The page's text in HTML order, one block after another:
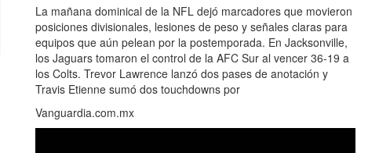
La mañana dominical de la NFL dejó marcadores que movieron
posiciones divisionales, lesiones de peso y señales claras para
equipos que aún pelean por la postemporada. En Jacksonville,
los Jaguars tomaron el control de la AFC Sur al vencer 36-19 a
los Colts. Trevor Lawrence lanzó dos pases de anotación y
Travis Etienne sumó dos touchdowns por
Vanguardia.com.mx